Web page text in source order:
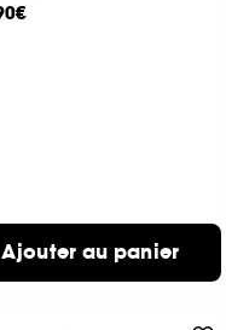
Ajouter au panier